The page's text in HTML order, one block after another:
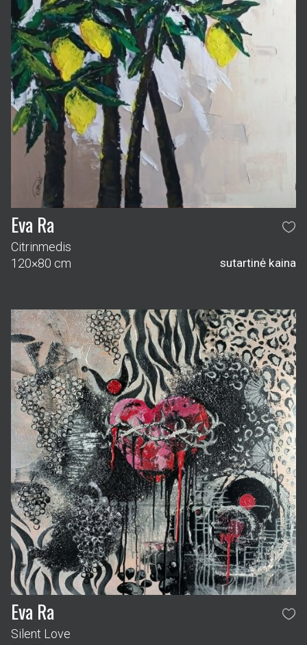
Eva Ra
Citrinmedis
120×80 cm
sutartinė kaina
Eva Ra
Silent Love